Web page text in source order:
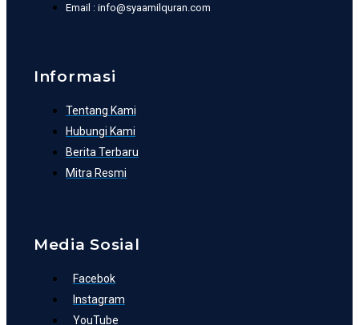
Email : info@syaamilquran.com
Informasi
Tentang Kami
Hubungi Kami
Berita Terbaru
Mitra Resmi
Media Sosial
Facebok
Instagram
YouTube